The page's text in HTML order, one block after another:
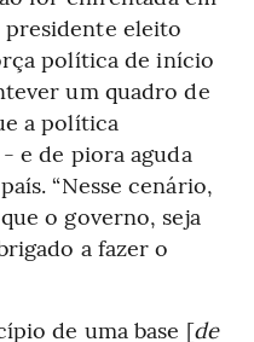
presidente eleito
política de início
um quadro de
a política
e de piora aguda
“Nesse cenário,
o governo, seja
a fazer o
de uma base [de